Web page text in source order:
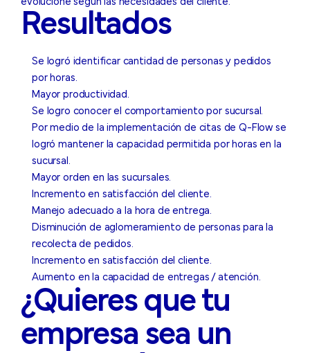
evolucione según las necesidades del cliente.
Resultados
Se logró identificar cantidad de personas y pedidos
por horas.
Mayor productividad.
Se logro conocer el comportamiento por sucursal.
Por medio de la implementación de citas de Q-Flow se
logró mantener la capacidad permitida por horas en la
sucursal.
Mayor orden en las sucursales.
Incremento en satisfacción del cliente.
Manejo adecuado a la hora de entrega.
Disminución de aglomeramiento de personas para la
recolecta de pedidos.
Incremento en satisfacción del cliente.
Aumento en la capacidad de entregas / atención.
¿Quieres que tu
empresa sea un